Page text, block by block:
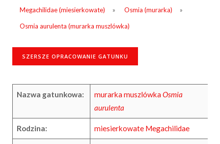
Megachilidae (miesierkowate) » Osmia (murarka) »
Osmia aurulenta (murarka muszlówka)
SZERSZE OPRACOWANIE GATUNKU
Nazwa gatunkowa: murarka muszlówkaOsmia
aurulenta
Rodzina: miesierkowate Megachilidae